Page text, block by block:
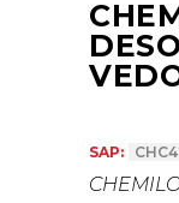
SAP: